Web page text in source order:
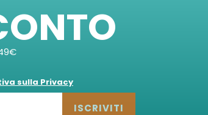
sulla Privacy
ISCRIVITI